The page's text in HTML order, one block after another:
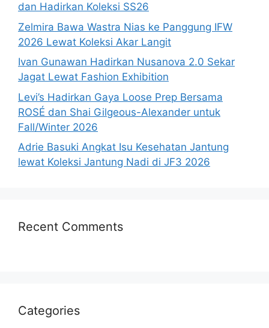
dan Hadirkan Koleksi SS26
Zelmira Bawa Wastra Nias ke Panggung IFW
2026 Lewat Koleksi Akar Langit
Ivan Gunawan Hadirkan Nusanova 2.0 Sekar
Jagat Lewat Fashion Exhibition
Levi’s Hadirkan Gaya Loose Prep Bersama
ROSÉ dan Shai Gilgeous-Alexander untuk
Fall/Winter 2026
Adrie Basuki Angkat Isu Kesehatan Jantung
lewat Koleksi Jantung Nadi di JF3 2026
Recent Comments
Categories